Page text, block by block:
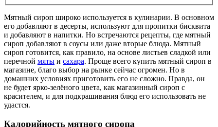
Мятный сироп широко используется в кулинарии. В основном
его добавляют в десерты, используют для пропитки бисквита
и добавляют в напитки. Но встречаются рецепты, где мятный
сироп добавляют в соусы или даже вторые блюда. Мятный
сироп готовится, как правило, на основе листьев сладкой или
перечной мяты и сахара. Проще всего купить мятный сироп в
магазине, благо выбор на рынке сейчас огромен. Но в
домашних условиях приготовить его не сложно. Правда, он
не будет ярко-зелёного цвета, как магазинный сироп с
красителем, и для подкрашивания блюд его использовать не
удастся.
Калорийность мятного сиропа